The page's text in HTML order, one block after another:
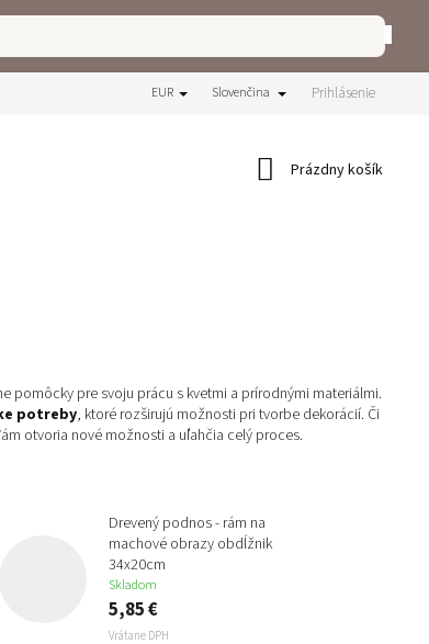
EUR Slovenčina Prihlásenie
Nákupný
Prázdny košík
pomôcky pre svoju prácu s kvetmi a prírodnými materiálmi.
potreby, ktoré rozširujú možnosti pri tvorbe dekorácií. Či
otvoria nové možnosti a uľahčia celý proces.
Drevený podnos - rám na
machové obrazy obdĺžnik
34x20cm
Skladom
5,85 €
Vrátane DPH